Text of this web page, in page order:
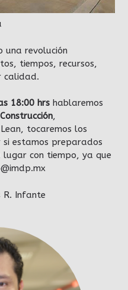
una revolución
tiempos, recursos,
calidad.
18:00 hrs hablaremos
,
tocaremos los
estamos preparados
con tiempo, ya que
R. Infante